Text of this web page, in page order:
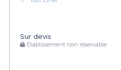
Sur devis
Établissement non réservable